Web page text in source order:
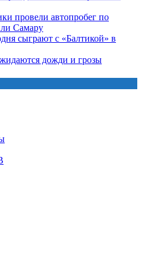
провели автопробег по
Самару
сыграют с «Балтикой» в
дожди и грозы